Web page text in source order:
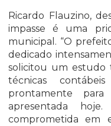
Ricardo Flauzino,
impasse é uma
municipal. “O
dedicado
solicitou um estudo
técnicas
prontamente para
apresentada
comprometida em